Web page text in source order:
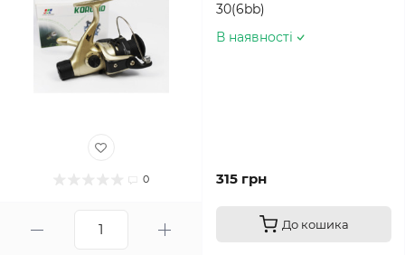
0
30(6bb)
В наявності
315 грн
До кошика